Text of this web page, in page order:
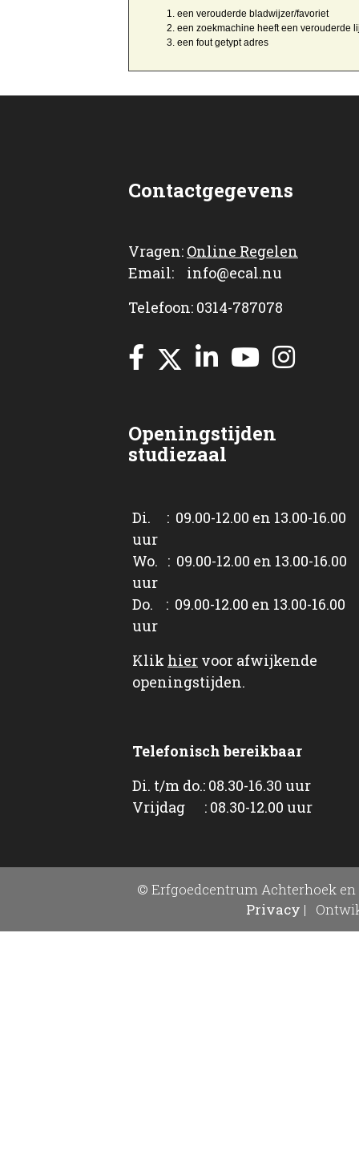
een verouderde bladwijzer/favoriet
een zoekmachine heeft een verouderde
een fout getyptadres
Contactgegevens
Vragen: Online Regelen
Email: info@ecal.nu
Telefoon: 0314-787078
Openingstijden
studiezaal
Di. : 09.00-12.00 en 13.00-16.00
uur
Wo. : 09.00-12.00 en 13.00-16.00
uur
Do. : 09.00-12.00 en 13.00-16.00
uur
Klik hier voor afwijkende
openingstijden.
Telefonisch bereikbaar
Di. t/m do.: 08.30-16.30 uur
Vrijdag : 08.30-12.00 uur
© Erfgoedcentrum Achterhoek en
Privacy |